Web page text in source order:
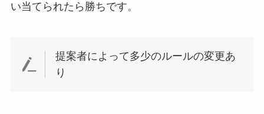
い当てられたら勝ちです。
提案者によって多少のルールの変更あ
り